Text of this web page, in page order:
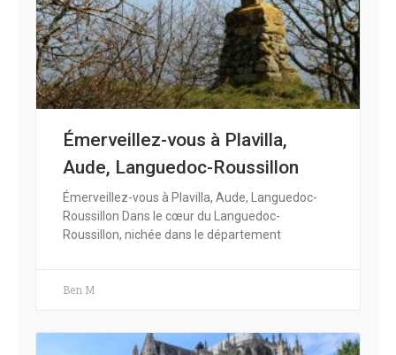
Émerveillez-vous à Plavilla,
Aude, Languedoc-Roussillon
Émerveillez-vous à Plavilla, Aude, Languedoc-
Roussillon Dans le cœur du Languedoc-
Roussillon, nichée dans le département
Ben M